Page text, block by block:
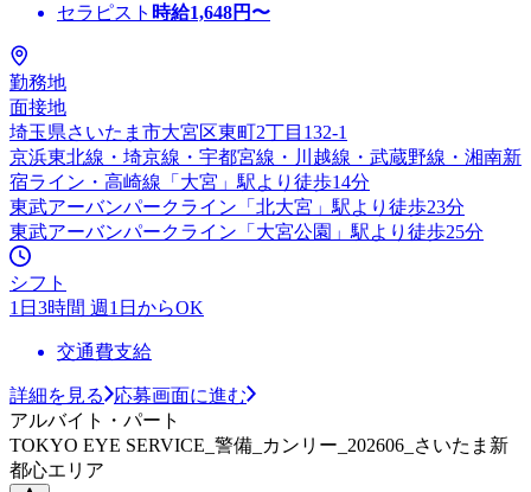
セラピスト 時給1,648円〜
勤務地
面接地
埼玉県さいたま市大宮区東町2丁目132-1
京浜東北線・埼京線・宇都宮線・川越線・武蔵野線・湘南新
宿ライン・高崎線「大宮」駅より徒歩14分
東武アーバンパークライン「北大宮」駅より徒歩23分
東武アーバンパークライン「大宮公園」駅より徒歩25分
シフト
1日3時間 週1日からOK
交通費支給
詳細を見る
応募画面に進む
アルバイト・パート
TOKYO EYE SERVICE_警備_カンリー_202606_さいたま新
都心エリア